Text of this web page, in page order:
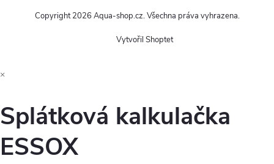
Vytvořil Shoptet
Copyright 2026 Aqua-shop.cz. Všechna práva vyhrazena.
×
Splátková kalkulačka
ESSOX